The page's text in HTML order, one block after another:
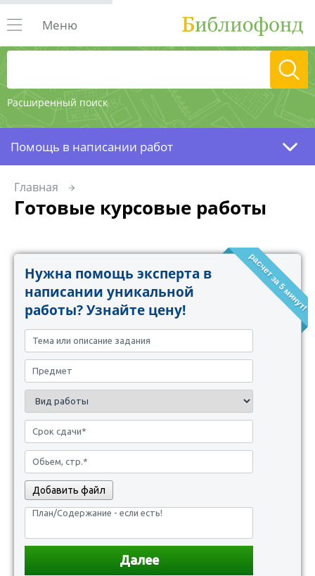
Расширенный поиск
Меню
Помощь в написании работ
Главная
Готовые курсовые работы
расчет за 5 минут!
Нужна помощь эксперта в
написании уникальной
работы? Узнайте цену!
Добавить файл